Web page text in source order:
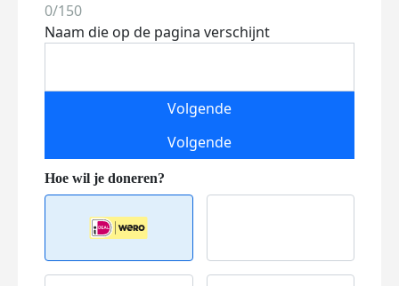
0/150
Naam die op de pagina verschijnt
Volgende
Volgende